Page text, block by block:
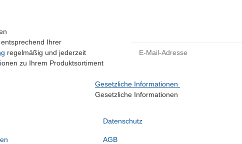
Ihrer
regelmäßig und jederzeit
zu Ihrem Produktsortiment
Gesetzliche Informationen
Gesetzliche Informationen
Datenschutz
AGB